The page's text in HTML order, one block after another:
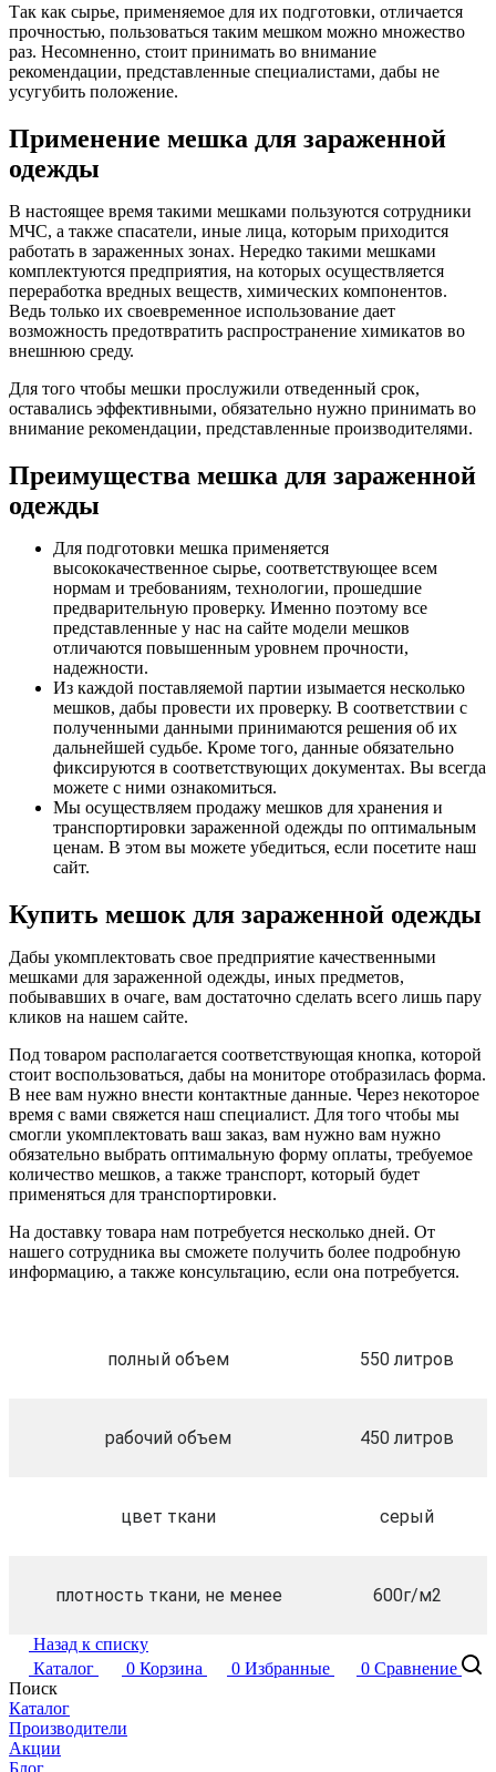
Так как сырье, применяемое для их подготовки, отличается
прочностью, пользоваться таким мешком можно множество
раз. Несомненно, стоит принимать во внимание
рекомендации, представленные специалистами, дабы не
усугубить положение.
Применение мешка для зараженной
одежды
В настоящее время такими мешками пользуются сотрудники
МЧС, а также спасатели, иные лица, которым приходится
работать в зараженных зонах. Нередко такими мешками
комплектуются предприятия, на которых осуществляется
переработка вредных веществ, химических компонентов.
Ведь только их своевременное использование дает
возможность предотвратить распространение химикатов во
внешнюю среду.
Для того чтобы мешки прослужили отведенный срок,
оставались эффективными, обязательно нужно принимать во
внимание рекомендации, представленные производителями.
Преимущества мешка для зараженной
одежды
Для подготовки мешка применяется
высококачественное сырье, соответствующее всем
нормам и требованиям, технологии, прошедшие
предварительную проверку. Именно поэтому все
представленные у нас на сайте модели мешков
отличаются повышенным уровнем прочности,
надежности.
Из каждой поставляемой партии изымается несколько
мешков, дабы провести их проверку. В соответствии с
полученными данными принимаются решения об их
дальнейшей судьбе. Кроме того, данные обязательно
фиксируются в соответствующих документах. Вы всегда
можете с ними ознакомиться.
Мы осуществляем продажу мешков для хранения и
транспортировки зараженной одежды по оптимальным
ценам. В этом вы можете убедиться, если посетите наш
сайт.
Купить мешок для зараженной одежды
Дабы укомплектовать свое предприятие качественными
мешками для зараженной одежды, иных предметов,
побывавших в очаге, вам достаточно сделать всего лишь пару
кликов на нашем сайте.
Под товаром располагается соответствующая кнопка, которой
стоит воспользоваться, дабы на мониторе отобразилась форма.
В нее вам нужно внести контактные данные. Через некоторое
время с вами свяжется наш специалист. Для того чтобы мы
смогли укомплектовать ваш заказ, вам нужно вам нужно
обязательно выбрать оптимальную форму оплаты, требуемое
количество мешков, а также транспорт, который будет
применяться для транспортировки.
На доставку товара нам потребуется несколько дней. От
нашего сотрудника вы сможете получить более подробную
информацию, а также консультацию, если она потребуется.
полный объем 550 литров
рабочий объем 450 литров
цвет ткани серый
плотность ткани, не менее 600г/м2
Назад к списку
Каталог
0 Корзина 0 Избранные 0 Сравнение
Поиск
Каталог
Производители
Акции
Блог